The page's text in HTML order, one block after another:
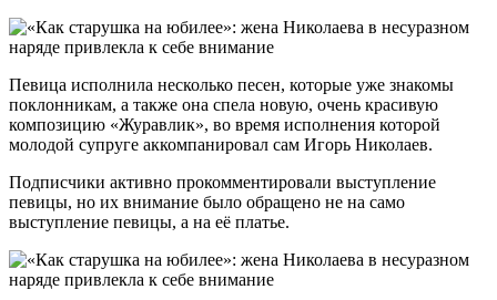
Певица исполнила несколько песен, которые уже знакомы
поклонникам, а также она спела новую, очень красивую
композицию «Журавлик», во время исполнения которой
молодой супруге аккомпанировал сам Игорь Николаев.
Подписчики активно прокомментировали выступление
певицы, но их внимание было обращено не на само
выступление певицы, а на её платье.